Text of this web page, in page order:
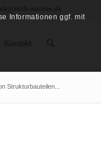
Strukturbauteilen...
Informationen ggf. mit